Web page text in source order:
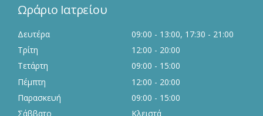
Ωράριο Ιατρείου
Δευτέρα
09:00 - 13:00, 17:30 - 21:00
Τρίτη
12:00 - 20:00
Τετάρτη
09:00 - 15:00
Πέμπτη
12:00 - 20:00
Παρασκευή
09:00 - 15:00
Σάββατο
Κλειστά